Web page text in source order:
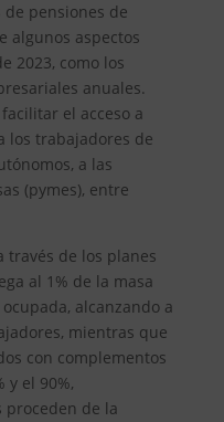
pensiones de
algunos aspectos
2023, como los
anuales.
el acceso a
los trabajadores de
a las
(pymes), entre
través de los planes
al 1% de la masa
alcanzando a
mientras que
con complementos
y el 90%,
proceden de la